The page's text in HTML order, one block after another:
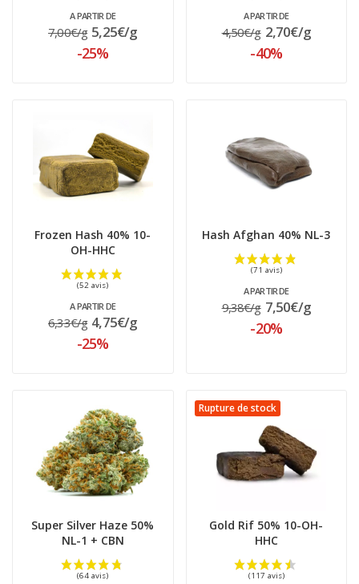
A PARTIR DE
7,00€/g 5,25€/g
-25%
A PARTIR DE
4,50€/g 2,70€/g
-40%
Frozen Hash 40% 10-
OH-HHC
A PARTIR DE
6,33€/g 4,75€/g
-25%
Hash Afghan 40% NL-3
A PARTIR DE
9,38€/g 7,50€/g
-20%
Super Silver Haze 50%
NL-1 + CBN
Rupture de stock
Gold Rif 50% 10-OH-
HHC